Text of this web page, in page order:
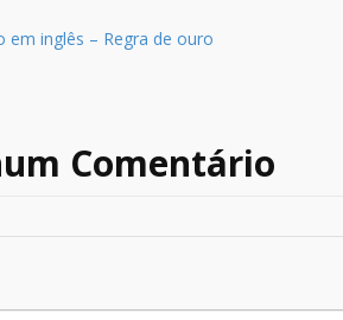
em inglês – Regra de ouro
Comentário